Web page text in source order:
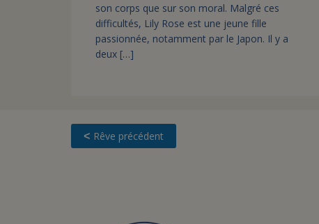
son corps que sur son moral. Malgré ces
difficultés, Lily Rose est une jeune fille
passionnée, notamment par le Japon. Il y a
deux […]
< Rêve précédent